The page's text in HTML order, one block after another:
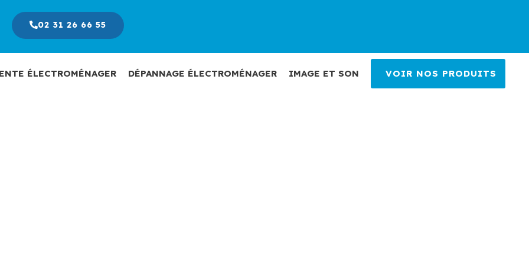
02 31 26 66 55
ÉLECTROMÉNAGER DÉPANNAGE ÉLECTROMÉNAGER IMAGE ET SON VOIR NOS PRODUITS